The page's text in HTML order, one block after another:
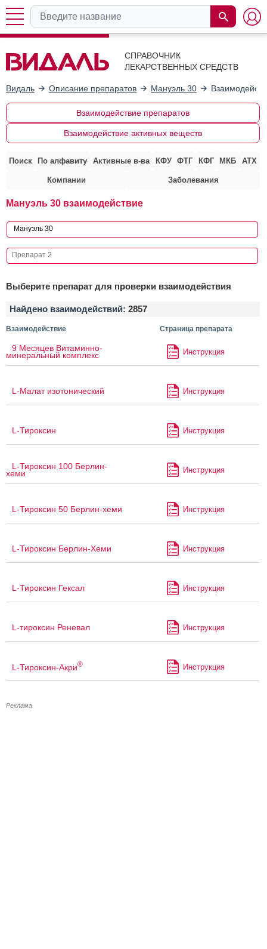
СПРАВОЧНИК
ЛЕКАРСТВЕННЫХ СРЕДСТВ
Видаль Описание препаратов Мануэль 30
Взаимодействие препаратов
Взаимодействие активных веществ
Поиск По алфавиту Активные в-ва КФУ ФТГ КФГ МКБ АТХ
Компании Заболевания
Мануэль 30 взаимодействие
Выберите препарат для проверки взаимодействия
Найдено взаимодействий: 2857
Взаимодействие Страница препарата
9 Месяцев Витаминно-
минеральный комплекс Инструкция
L-Малат изотонический Инструкция
L-Тироксин Инструкция
L-Тироксин 100 Берлин-
хеми Инструкция
L-Тироксин 50 Берлин-хеми Инструкция
L-Тироксин Берлин-Хеми Инструкция
L-Тироксин Гексал Инструкция
L-тироксин Реневал Инструкция
L-Тироксин-Акри® Инструкция
Реклама